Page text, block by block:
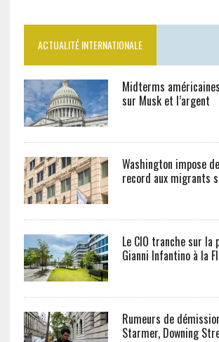
ACTUALITÉ INTERNATIONALE
Midterms
sur Musk et l’argent
Washington impose
record aux migrants
Le CIO tranche sur la
Gianni Infantino à la
Rumeurs de
Starmer, Downing